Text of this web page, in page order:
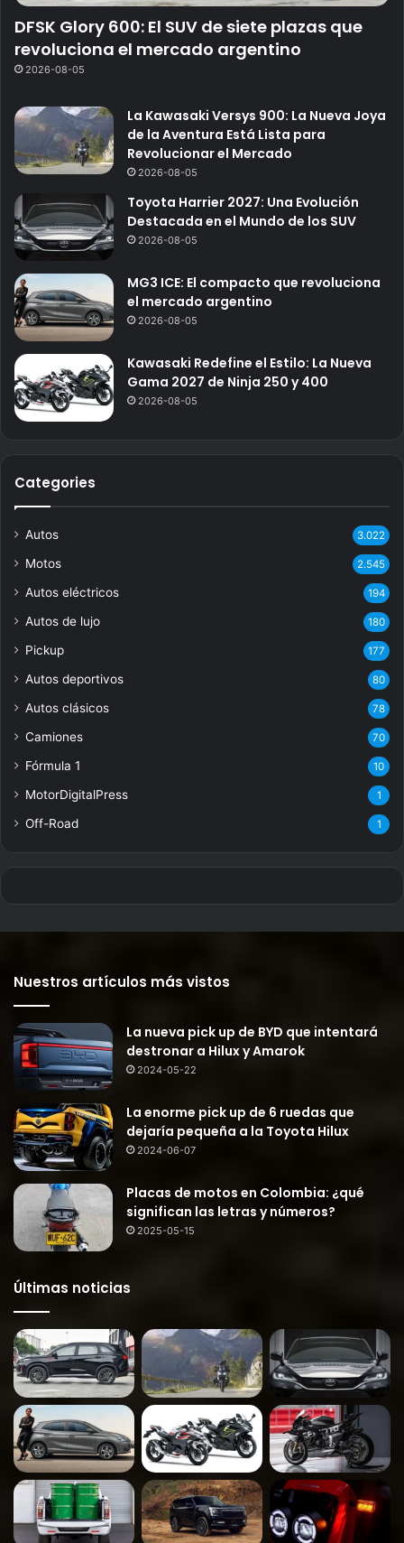
DFSK Glory 600: El SUV de siete plazas que
revoluciona el mercado argentino
2026-08-05
La Kawasaki Versys 900: La Nueva Joya
de la Aventura Está Lista para
Revolucionar el Mercado
2026-08-05
Toyota Harrier 2027: Una Evolución
Destacada en el Mundo de los SUV
2026-08-05
MG3 ICE: El compacto que revoluciona
el mercado argentino
2026-08-05
Kawasaki Redefine el Estilo: La Nueva
Gama 2027 de Ninja 250 y 400
2026-08-05
Categories
Autos 3.022
Motos 2.545
Autos eléctricos 194
Autos de lujo 180
Pickup 177
Autos deportivos 80
Autos clásicos 78
Camiones 70
Fórmula 1 10
MotorDigitalPress 1
Off-Road 1
Nuestros artículos más vistos
La nueva pick up de BYD que intentará
destronar a Hilux y Amarok
2024-05-22
La enorme pick up de 6 ruedas que
dejaría pequeña a la Toyota Hilux
2024-06-07
Placas de motos en Colombia: ¿qué
significan las letras y números?
2025-05-15
Últimas noticias